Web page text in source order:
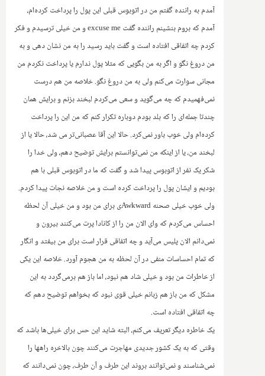
آمدم به راننده گفتم من در اتوبوس قبلی این پول را پرداخت کرده‌ام،
آمدم که بروم بنشینم راننده گفتexcuse meو من خیلی ترسیدم و فکر
کردم چه اتفاقی افتاده است و گفت باید رسید را به من نشان دهی و به
من دروغ نگو و اگر به من بگویی که مثلا پول ندارم یا پرداخت نکردم من
مجانی سوارت می‌کنم ولی به من دروغ نگو. خلاصه من هم درست
نمی‌فهمیدم که چه می‌گوید و سعی می‌کردم لبخند بزنم و برایش‌ همان
چندتا جمله‌ای را که بلد بودم دوباره تکرار کنم که من این را پرداخت
کرده‌ام ولی خوب باور نمی‌کرد. حالا این آقا عصبانی‌تر می شد، حالا یا از
لبخند من، یا از اینکه من نمی‌توانستم برایش توضیح دهم، ولی خدا را
شکر‌ یک نفر از اتوبوس پیدا شد و گفت که ما در اتوبوس قبلی با هم
بودیم و ایشان پول را پرداخت کرده است و من خلاصه نجات پیدا کردم.
ولی خوب خیلی صحنهAwkwardی برای من بود و من خیلی آن لحظه
احساس می‌کردم که وای الان من را از کانادا پرت می‌کنند بیرون و
نمی‌دانم الان پلیس می‌آید و چه اتفاقی قرار است برای من بیفتد و انگار
که تمام احساسات منفی در آن لحظه به من هجوم آورد. خلاصه این یکی
از خاطرات من بود و خیلی شاد هم نبود، اما باز هم برمی‌گردد به این
مشکل‌ که من باز هم زبانم خیلی قوی نبود که بخواهم توضیح دهم که
چه اتفاقی افتاده است‌.‌
یک خاطره دیگر تعریف می‌کنم،‌‌ البته شاید این حس برای خیلی‌ها باشد که
وقتی که به یک کشور جدیدی مهاجرت می‌کنند چون بالاخره راهها را
نمی‌شناسند و نمی‌توانند بروند این طرف و آن طرف، چون نمی‌دانند که